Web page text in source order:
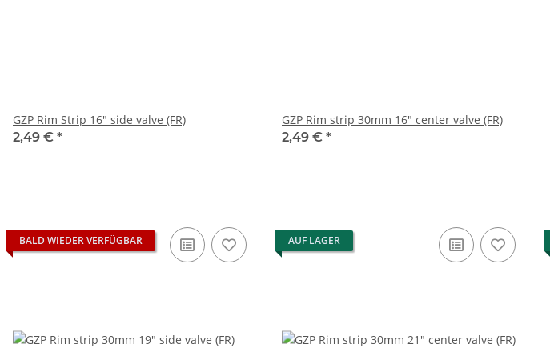
GZP Rim Strip 16" side valve (FR)
2,49 € *
GZP Rim strip 30mm 16" center valve (FR)
2,49 € *
BALD WIEDER VERFÜGBAR AUF LAGER